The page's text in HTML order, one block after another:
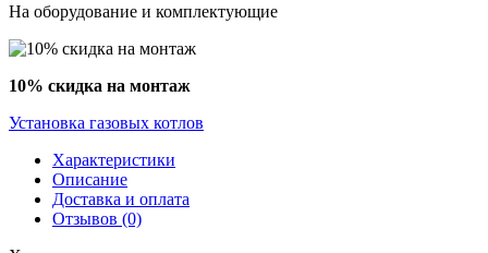
На оборудование и комплектующие
10% скидка на монтаж
Установка газовых котлов
Характеристики
Описание
Доставка и оплата
Отзывов (0)